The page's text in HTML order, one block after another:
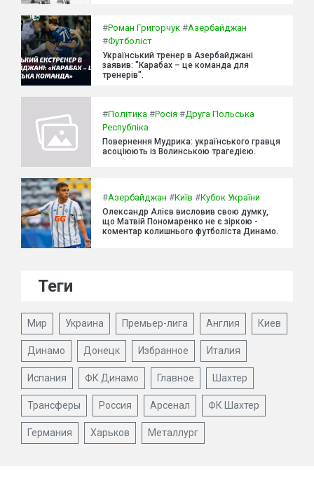
#Роман Григорчук #Азербайджан
#Футболіст
Український тренер в Азербайджані
заявив: "Карабах – це команда для
тренерів".
#Політика #Росія #Друга Польська
Республіка
Повернення Мудрика: українського гравця
асоціюють із Волинською трагедією.
#Азербайджан #Київ #Кубок України
Олександр Алієв висловив свою думку,
що Матвій Пономаренко не є зіркою -
коментар колишнього футболіста Динамо.
Теги
Мир Украина Премьер-лига Англия Киев
Динамо Донецк Избранное Италия
Испания ФК Динамо Главное Шахтер
Трансферы Россия Арсенал ФК Шахтер
Германия Харьков Металлург